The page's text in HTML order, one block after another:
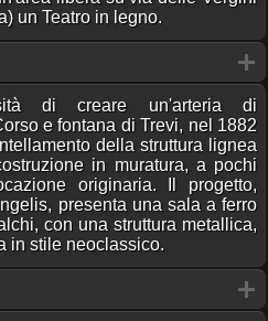
un Teatro in legno.
di creare un'arteria di
e fontana di Trevi, nel 1882
della struttura lignea
in muratura, a pochi
originaria. Il progetto,
presenta una sala a ferro
con una struttura metallica,
in stile neoclassico.